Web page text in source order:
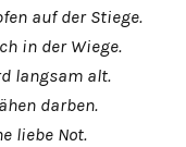
auf der Stiege.
in der Wiege.
langsam alt.
darben.
liebe Not.